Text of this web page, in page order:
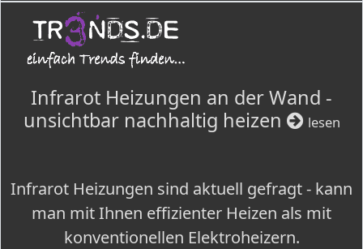
Infrarot Heizungen an der Wand -
unsichtbar nachhaltig heizen
lesen
Infrarot Heizungen sind aktuell gefragt - kann
man mit Ihnen effizienter Heizen als mit
konventionellen Elektroheizern.